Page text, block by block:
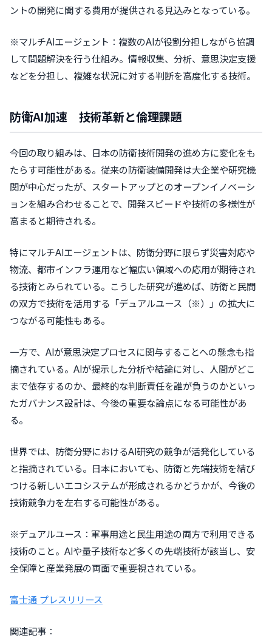
ントの開発に関する費用が提供される見込みとなっている。
※マルチAIエージェント：複数のAIが役割分担しながら協調
して問題解決を行う仕組み。情報収集、分析、意思決定支援
などを分担し、複雑な状況に対する判断を高度化する技術。
防衛AI加速 技術革新と倫理課題
今回の取り組みは、日本の防衛技術開発の進め方に変化をも
たらす可能性がある。従来の防衛装備開発は大企業や研究機
関が中心だったが、スタートアップとのオープンイノベーシ
ョンを組み合わせることで、開発スピードや技術の多様性が
高まると期待される。
特にマルチAIエージェントは、防衛分野に限らず災害対応や
物流、都市インフラ運用など幅広い領域への応用が期待され
る技術とみられている。こうした研究が進めば、防衛と民間
の双方で技術を活用する「デュアルユース（※）」の拡大に
つながる可能性もある。
一方で、AIが意思決定プロセスに関与することへの懸念も指
摘されている。AIが提示した分析や結論に対し、人間がどこ
まで依存するのか、最終的な判断責任を誰が負うのかといっ
たガバナンス設計は、今後の重要な論点になる可能性があ
る。
世界では、防衛分野におけるAI研究の競争が活発化している
と指摘されている。日本においても、防衛と先端技術を結び
つける新しいエコシステムが形成されるかどうかが、今後の
技術競争力を左右する可能性がある。
※デュアルユース：軍事用途と民生用途の両方で利用できる
技術のこと。AIや量子技術など多くの先端技術が該当し、安
全保障と産業発展の両面で重要視されている。
富士通 プレスリリース
関連記事：